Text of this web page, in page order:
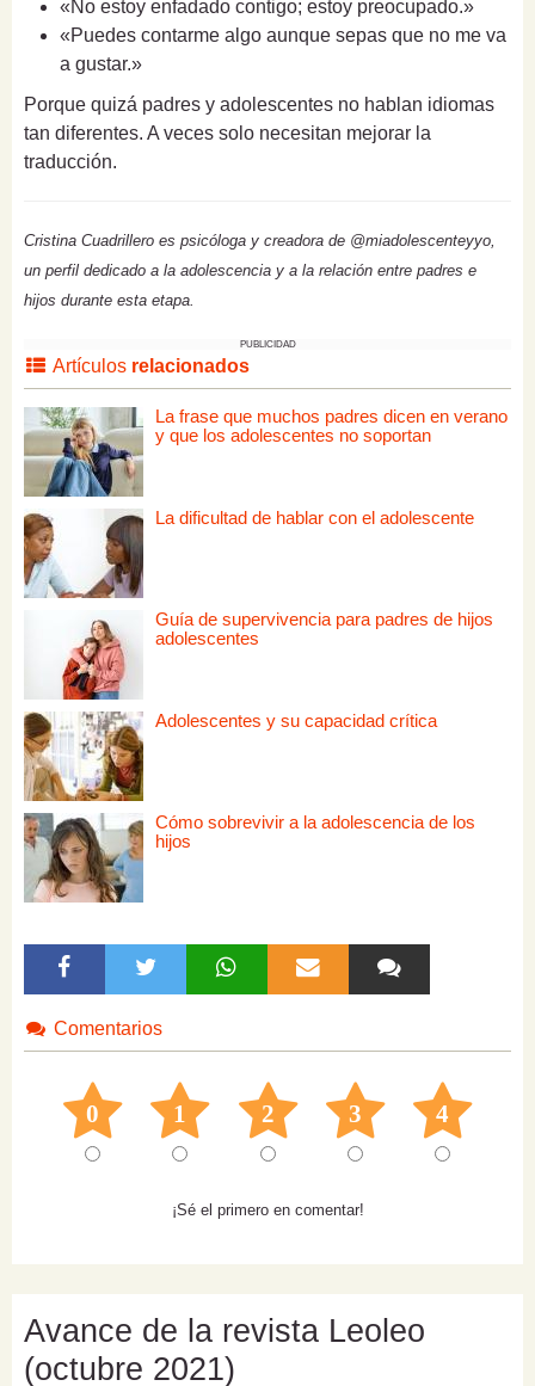
«No estoy enfadado contigo; estoy preocupado.»
«Puedes contarme algo aunque sepas que no me va
a gustar.»
Porque quizá padres y adolescentes no hablan idiomas
tan diferentes. A veces solo necesitan mejorar la
traducción.
Cristina Cuadrillero es psicóloga y creadora de @miadolescenteyyo,
un perfil dedicado a la adolescencia y a la relación entre padres e
hijos durante esta etapa.
PUBLICIDAD
Artículos relacionados
La frase que muchos padres dicen en verano
y que los adolescentes no soportan
La dificultad de hablar con el adolescente
Guía de supervivencia para padres de hijos
adolescentes
Adolescentes y su capacidad crítica
Cómo sobrevivir a la adolescencia de los
hijos
Comentarios
0 1 2 3 4
¡Sé el primero en comentar!
Avance de la revista Leoleo
(octubre 2021)